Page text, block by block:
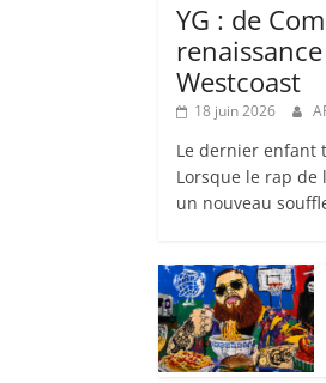
YG : de
Westcoast
18 juin 2026
Le dernier enfant
Lorsque le rap de
un nouveau